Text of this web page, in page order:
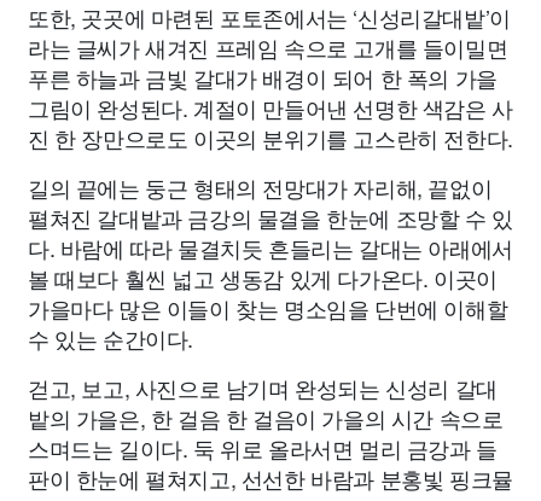
또한, 곳곳에 마련된 포토존에서는 ‘신성리갈대밭’이
라는 글씨가 새겨진 프레임 속으로 고개를 들이밀면
푸른 하늘과 금빛 갈대가 배경이 되어 한 폭의 가을
그림이 완성된다. 계절이 만들어낸 선명한 색감은 사
진 한 장만으로도 이곳의 분위기를 고스란히 전한다.
길의 끝에는 둥근 형태의 전망대가 자리해, 끝없이
펼쳐진 갈대밭과 금강의 물결을 한눈에 조망할 수 있
다. 바람에 따라 물결치듯 흔들리는 갈대는 아래에서
볼 때보다 훨씬 넓고 생동감 있게 다가온다. 이곳이
가을마다 많은 이들이 찾는 명소임을 단번에 이해할
수 있는 순간이다.
걷고, 보고, 사진으로 남기며 완성되는 신성리 갈대
밭의 가을은, 한 걸음 한 걸음이 가을의 시간 속으로
스며드는 길이다. 둑 위로 올라서면 멀리 금강과 들
판이 한눈에 펼쳐지고, 선선한 바람과 분홍빛 핑크뮬